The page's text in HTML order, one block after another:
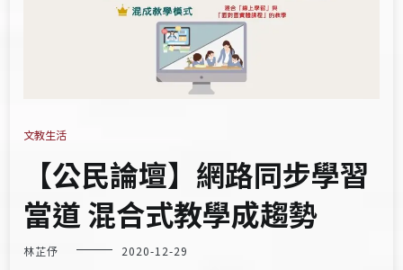
文教生活
【公民論壇】網路同步學習
當道 混合式教學成趨勢
林芷伃 2020-12-29